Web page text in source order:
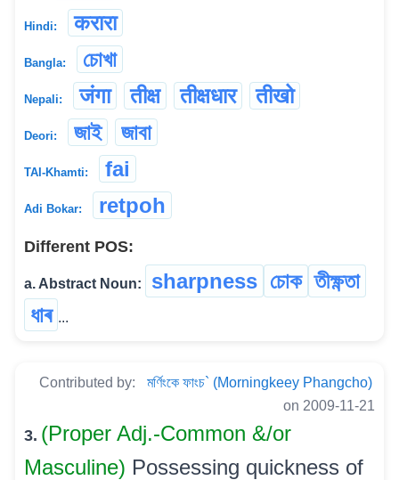
Hindi: करारा
Bangla: চোখা
Nepali: जंगा तीक्ष तीक्षधार तीखो
Deori: জাই জাবা
TAI-Khamti: fai
Adi Bokar: retpoh
Different POS:
a. Abstract Noun: sharpness চোক তীক্ষ্ণতা
ধাৰ ...
Contributed by:
মৰ্ণিংকে ফাংচ` (Morningkeey Phangcho)
on 2009-11-21
3. (Proper Adj.-Common &/or
Masculine) Possessing quickness of